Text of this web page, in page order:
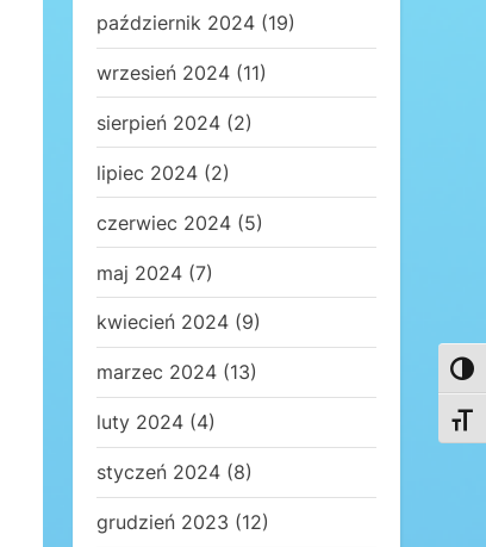
październik 2024 (19)
wrzesień 2024 (11)
sierpień 2024 (2)
lipiec 2024 (2)
czerwiec 2024 (5)
maj 2024 (7)
kwiecień 2024 (9)
marzec 2024 (13)
luty 2024 (4)
styczeń 2024 (8)
grudzień 2023 (12)